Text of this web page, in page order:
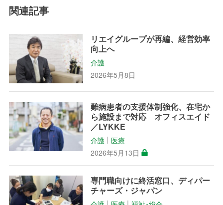
関連記事
リエイグループが再編、経営効率
向上へ
介護
2026年5月8日
難病患者の支援体制強化、在宅か
ら施設まで対応 オフィスエイド
／LYKKE
介護 │医療
2026年5月13日
専門職向けに終活窓口、ディパー
チャーズ・ジャパン
│ │